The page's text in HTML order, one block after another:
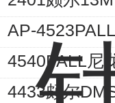
AP-
4540PALL尼
4433颇尔